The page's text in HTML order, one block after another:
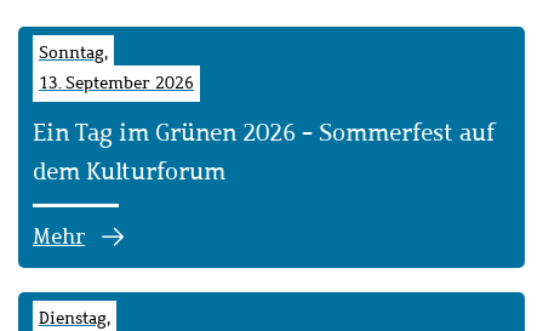
Sonntag,
13. September 2026
Ein Tag im Grünen 2026 - Sommerfest auf
dem Kulturforum
Mehr
Dienstag,